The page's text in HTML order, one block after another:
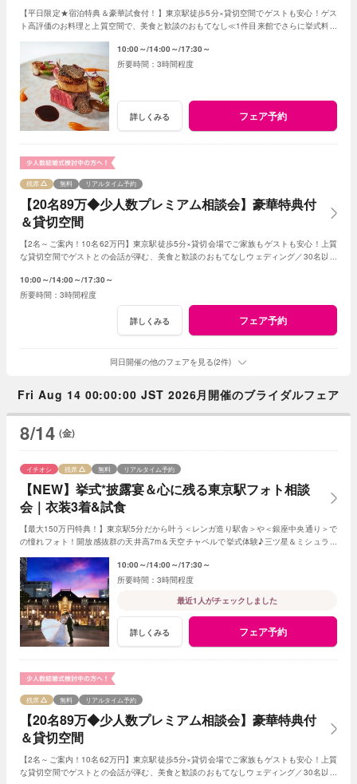
【平日限定★宿泊特典＆豪華試食付！】東京駅徒歩5分×貸切空間でゲストも安心！ゲス
ト高評価のお料理と上質空間で、美食と歓談のおもてなし≪1件目来館でさらに挙式料全
10:00～ 14:00～ 17:30～
3時間程度
詳しくみる フェア予約
【20名89万◆少人数プレミアム相談会】豪華特典付
＆貸切空間
残席 無料 リアルタイム予約
【2名～ご案内！10名62万円】東京駅徒歩5分×貸切会場でご家族もゲストも安心！上質
な貸切空間でゲストとの会話が弾む、美食と歓談のおもてなしウェディング／30名以下
10:00～ 14:00～ 17:30～
3時間程度
詳しくみる フェア予約
同日開催の他のフェアを見る(2件)
Fri Aug 14 00:00:00 JST 2026月開催のブライダルフェア
8/14 (金)
【NEW】挙式*披露宴＆心に残る東京駅フォト相談
会｜衣装3着&試食
イチオシ 残席 無料 リアルタイム予約
【最大150万円特典！】東京駅5分だから叶う＜レンガ造り駅舎＞や＜銀座中央通り＞で
の憧れフォト！開放感抜群の天井高7m＆天空チャペルで挙式体験♪三ツ星＆ミシュラン
10:00～ 14:00～ 17:30～
3時間程度
最近1人がチェックしました
詳しくみる フェア予約
【20名89万◆少人数プレミアム相談会】豪華特典付
＆貸切空間
残席 無料 リアルタイム予約
【2名～ご案内！10名62万円】東京駅徒歩5分×貸切会場でご家族もゲストも安心！上質
な貸切空間でゲストとの会話が弾む、美食と歓談のおもてなしウェディング／30名以下